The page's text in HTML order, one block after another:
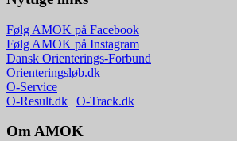
Følg AMOK på Facebook
Følg AMOK på Instagram
Dansk Orienterings-Forbund
Orienteringsløb.dk
O-Service
O-Result.dk | O-Track.dk
Om AMOK